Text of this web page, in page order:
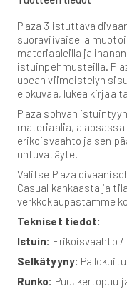
Plaza 3 istuttava
suoraviivaisella
materiaaleilla ja
istuinpehmusteilla.
upean viimeistelyn
elokuvaa, lukea kirjaa
Plaza sohvan
materiaalia, alaosassa
erikoisvaahto ja sen
untuvatäyte.
Valitse Plaza
Casual kankaasta ja
verkkokaupastamme
Tekniset tiedot:
Istuin: Erikoisvaahto /
Selkätyyny:
Runko: Puu, kertopuu